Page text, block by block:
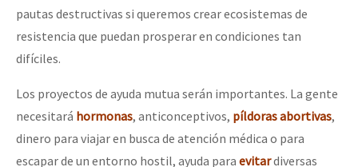
pautas destructivas si queremos crear ecosistemas de
resistencia que puedan prosperar en condiciones tan
difíciles.
Los proyectos de ayuda mutua serán importantes. La gente
necesitará hormonas, anticonceptivos, píldoras abortivas,
dinero para viajar en busca de atención médica o para
escapar de un entorno hostil, ayuda para evitardiversas